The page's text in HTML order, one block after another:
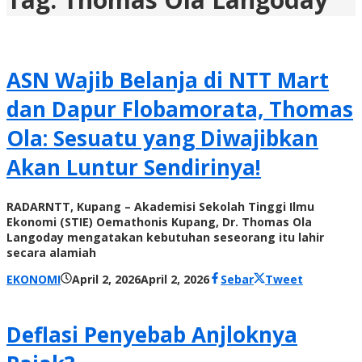
ASN Wajib Belanja di NTT Mart
dan Dapur Flobamorata, Thomas
Ola: Sesuatu yang Diwajibkan
Akan Luntur Sendirinya!
RADARNTT, Kupang – Akademisi Sekolah Tinggi Ilmu
Ekonomi (STIE) Oemathonis Kupang, Dr. Thomas Ola
Langoday mengatakan kebutuhan seseorang itu lahir
secara alamiah
EKONOMI
April 2, 2026April 2, 2026olehSebar Tweet
Deflasi Penyebab Anjloknya